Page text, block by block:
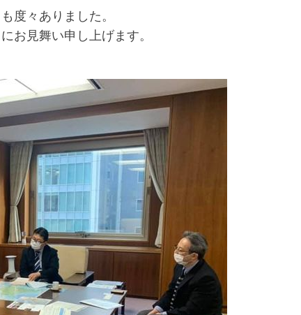
度々ありました。
お見舞い申し上げます。